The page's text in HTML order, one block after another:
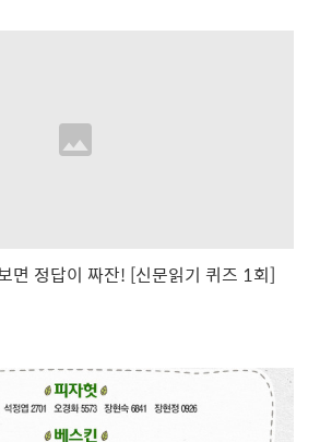
면 정답이 짜잔! [신문읽기 퀴즈 1회]